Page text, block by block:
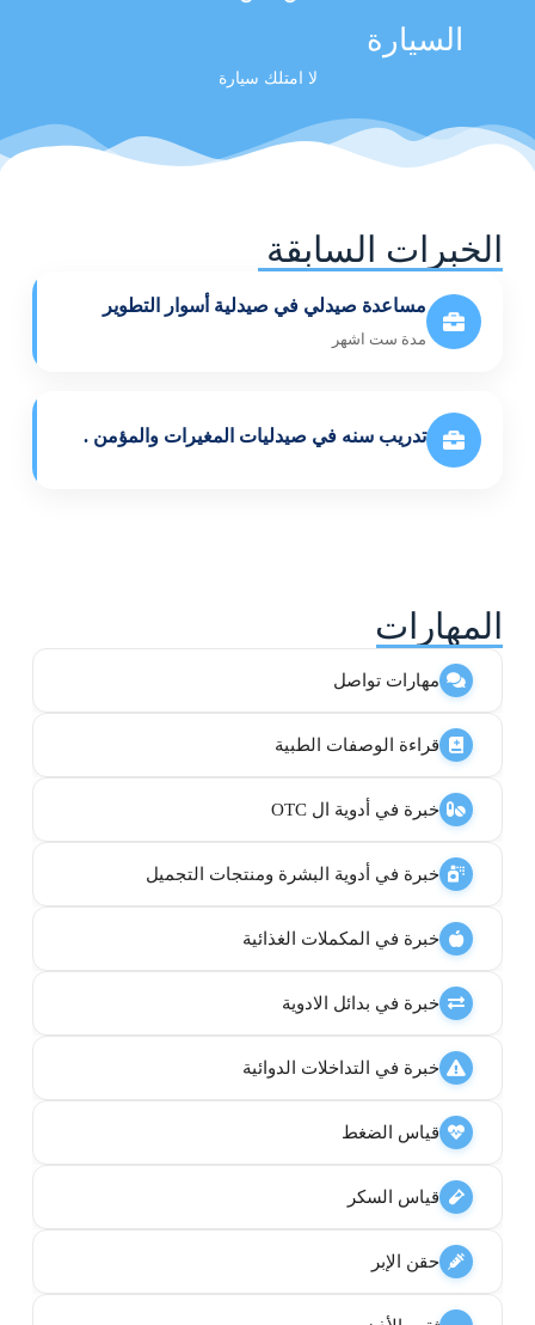
السيارة
لا امتلك سيارة
الخبرات السابقة
مساعدة صيدلي في صيدلية أسوار التطوير
مدة ست اشهر
تدريب سنه في صيدليات المغيرات والمؤمن .
المهارات
مهارات تواصل
قراءة الوصفات الطبية
خبرة في أدوية ال OTC
خبرة في أدوية البشرة ومنتجات التجميل
خبرة في المكملات الغذائية
خبرة في بدائل الادوية
خبرة في التداخلات الدوائية
قياس الضغط
قياس السكر
حقن الإبر